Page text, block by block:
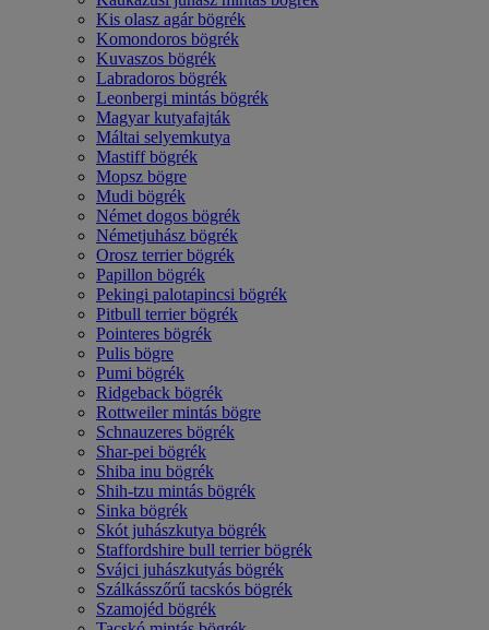
Kis olasz agár bögrék
Komondoros bögrék
Kuvaszos bögrék
Labradoros bögrék
Leonbergi mintás bögrék
Magyar kutyafajták
Máltai selyemkutya
Mastiff bögrék
Mopsz bögre
Mudi bögrék
Német dogos bögrék
Németjuhász bögrék
Orosz terrier bögrék
Papillon bögrék
Pekingi palotapincsi bögrék
Pitbull terrier bögrék
Pointeres bögrék
Pulis bögre
Pumi bögrék
Ridgeback bögrék
Rottweiler mintás bögre
Schnauzeres bögrék
Shar-pei bögrék
Shiba inu bögrék
Shih-tzu mintás bögrék
Sinka bögrék
Skót juhászkutya bögrék
Staffordshire bull terrier bögrék
Svájci juhászkutyás bögrék
Szálkásszőrű tacskós bögrék
Szamojéd bögrék